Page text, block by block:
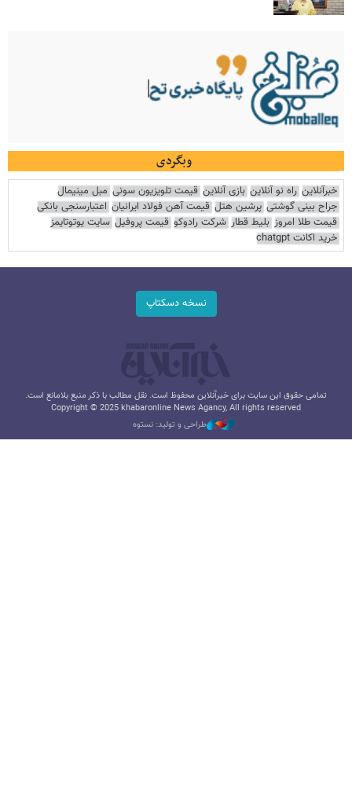
وبگردی
خبرآنلاین راه نو آنلاین بازی آنلاین قیمت تلویزیون سونی مبل مینیمال
جراح بینی گوشتی پرشین هتل قیمت آهن فولاد ایرانیان اعتبارسنجی بانکی
قیمت طلا امروز بلیط قطار شرکت رادوکو قیمت پروفیل سایت یوتوتایمز
خرید اکانت chatgpt
نسخه دسکتاپ
تمامی حقوق این سایت برای خبرآنلاین محفوظ است. نقل مطالب با ذکر منبع بلامانع است.
Copyright © 2025 khabaronline News Agancy, All rights reserved
طراحی و تولید: نستوه